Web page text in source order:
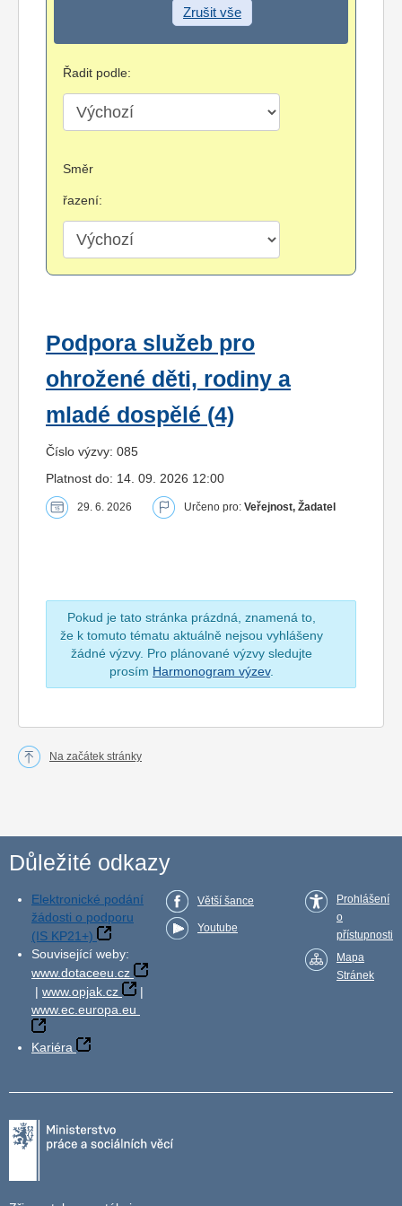
Zrušit vše
Řadit podle:
Směr
řazení:
Podpora služeb pro
ohrožené děti, rodiny a
mladé dospělé (4)
Číslo výzvy: 085
Platnost do: 14. 09. 2026 12:00
29. 6. 2026 Určeno pro: Veřejnost, Žadatel
Pokud je tato stránka prázdná, znamená to,
že k tomuto tématu aktuálně nejsou vyhlášeny
žádné výzvy. Pro plánované výzvy sledujte
prosím Harmonogram výzev.
Na začátek stránky
Důležité odkazy
Elektronické podání
žádosti o podporu
(IS KP21+)
Související weby:
www.dotaceeu.cz
| www.opjak.cz
|
www.ec.europa.eu
Kariéra
Větší šance
Youtube
Prohlášení
o
přístupnosti
Mapa
Stránek